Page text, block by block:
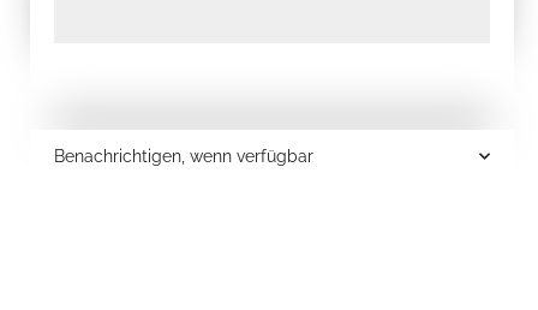
Benachrichtigen, wenn verfügbar